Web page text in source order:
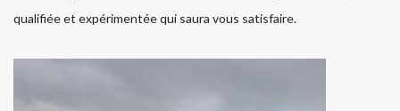
qualifiée et expérimentée qui saura vous satisfaire.